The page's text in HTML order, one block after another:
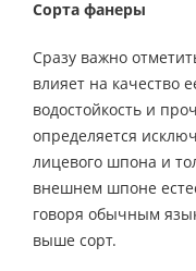
Сорта фанеры
Сразу важно
влияет на качество
водостойкость и
определяется
лицевого шпона и
внешнем шпоне
говоря обычным
выше сорт.